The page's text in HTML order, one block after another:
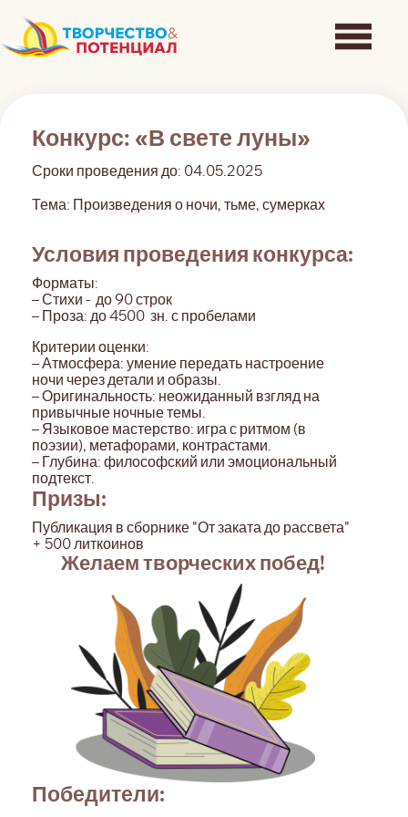
Конкурс: «В свете луны»
Сроки проведения до: 04.05.2025
Тема: Произведения о ночи, тьме, сумерках
Условия проведения конкурса:
Форматы:
– Стихи - до 90 строк
– Проза: до 4500 зн. с пробелами
Критерии оценки:
– Атмосфера: умение передать настроение
ночи через детали и образы.
– Оригинальность: неожиданный взгляд на
привычные ночные темы.
– Языковое мастерство: игра с ритмом (в
поэзии), метафорами, контрастами.
– Глубина: философский или эмоциональный
подтекст.
Призы:
Публикация в сборнике "От заката до рассвета"
+ 500 литкоинов
Желаем творческих побед!
Победители: